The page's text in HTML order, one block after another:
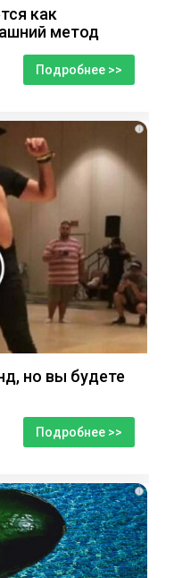
как
метод
Подробнее >>
i
но вы будете
Подробнее >>
i